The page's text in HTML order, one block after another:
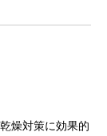
燥対策に効果的